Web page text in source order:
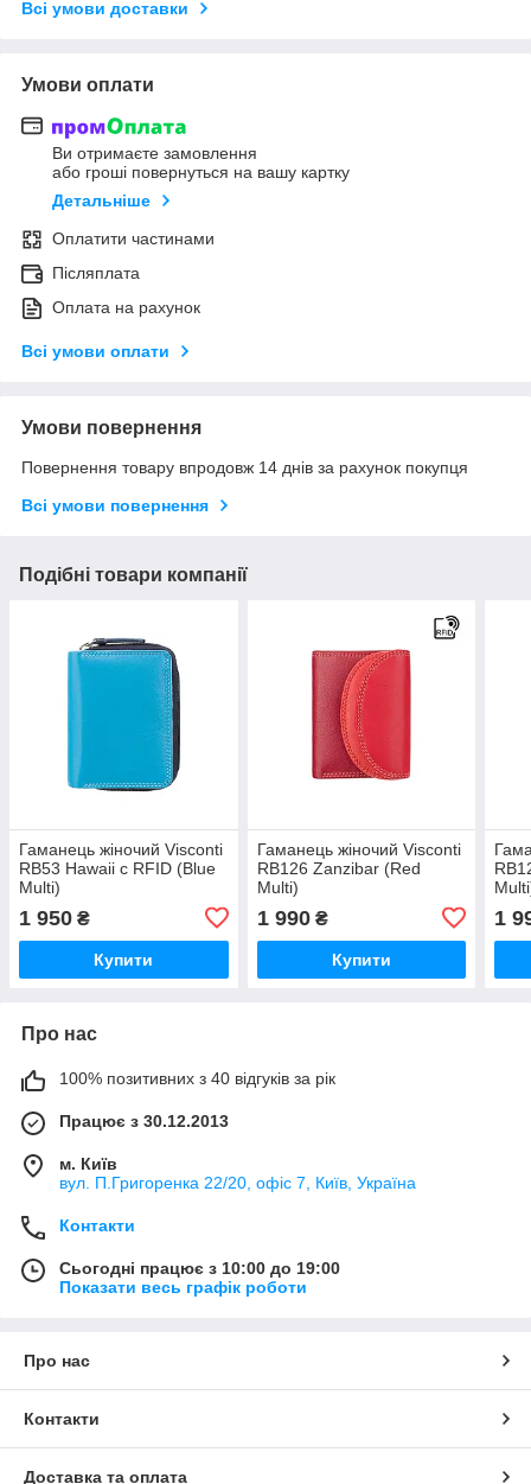
Всі умови доставки
Умови оплати
Ви отримаєте замовлення
або гроші повернуться на вашу картку
Детальніше
Оплатити частинами
Післяплата
Оплата на рахунок
Всі умови оплати
Умови повернення
Повернення товару впродовж 14 днів за рахунок покупця
Всі умови повернення
Подібні товари компанії
Гаманець жіночий Visconti
RB53 Hawaii c RFID (Blue
Multi)
1 950 ₴
Купити
Гаманець жіночий Visconti
RB126 Zanzibar (Red
Multi)
1 990₴
Купити
1
Про нас
100% позитивних з 40 відгуків за рік
Працює з 30.12.2013
м. Київ
вул. П.Григоренка 22/20, офіс 7, Київ, Україна
Контакти
Сьогодні працює з 10:00 до 19:00
Показати весь графік роботи
Про нас
Контакти
Доставка та оплата